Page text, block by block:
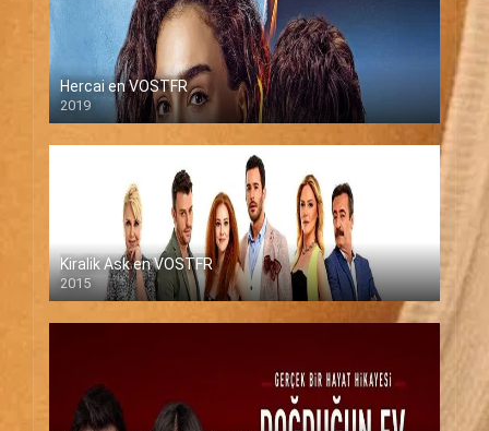
Hercai en VOSTFR
2019
Kiralik Ask en VOSTFR
2015